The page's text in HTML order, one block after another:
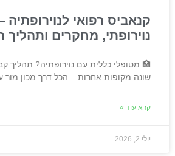
קנאביס רפואי
נוירופתי, מחקרים ותהליך
🏥 מטופלי כללית עם נוירופתיה? תהליך
שונה מקופות אחרות – הכל דרך מכון
קרא עוד »
יולי 2, 2026